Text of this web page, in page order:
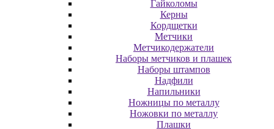
Гайколомы
Керны
Кордщетки
Метчики
Метчикодержатели
Наборы метчиков и плашек
Наборы штампов
Надфили
Напильники
Ножницы по металлу
Ножовки по металлу
Плашки